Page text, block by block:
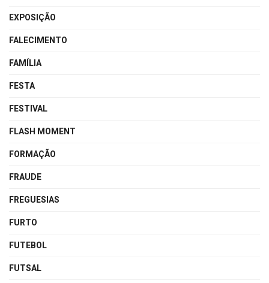
EXPOSIÇÃO
FALECIMENTO
FAMÍLIA
FESTA
FESTIVAL
FLASH MOMENT
FORMAÇÃO
FRAUDE
FREGUESIAS
FURTO
FUTEBOL
FUTSAL